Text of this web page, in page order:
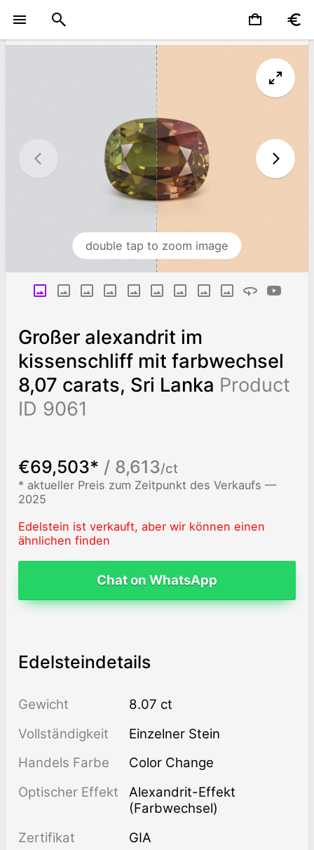
double tap to zoom image
Großer alexandrit im
kissenschliff mit farbwechsel
8,07 carats, Sri Lanka Product
ID 9061
€69,503* / 8,613/ct
* aktueller Preis zum Zeitpunkt des Verkaufs —
2025
Edelstein ist verkauft, aber wir können einen
ähnlichen finden
Chat on WhatsApp
Edelsteindetails
Gewicht
8.07 ct
Vollständigkeit
einzelner Stein
Handels Farbe
Color Change
Optischer Effekt
Alexandrit-Effekt
(Farbwechsel)
Zertifikat
GIA